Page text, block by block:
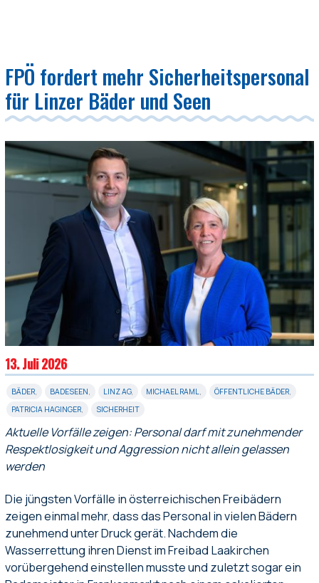
FPÖ fordert mehr Sicherheitspersonal
für Linzer Bäder und Seen
13. Juli 2026
BÄDER, BADESEEN, LINZ AG, MICHAEL RAML, ÖFFENTLICHE BÄDER,
PATRICIA HAGINGER, SICHERHEIT
Aktuelle Vorfälle zeigen: Personal darf mit zunehmender
Respektlosigkeit und Aggression nicht allein gelassen
werden
Die jüngsten Vorfälle in österreichischen Freibädern
zeigen einmal mehr, dass das Personal in vielen Bädern
zunehmend unter Druck gerät. Nachdem die
Wasserrettung ihren Dienst im Freibad Laakirchen
vorübergehend einstellen musste und zuletzt sogar ein